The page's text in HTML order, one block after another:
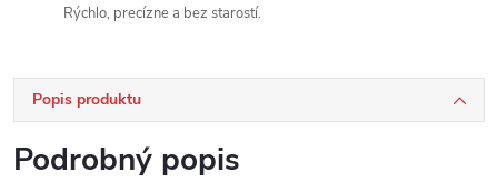
Rýchlo, precízne a bez starostí.
Popis produktu
Podrobný popis